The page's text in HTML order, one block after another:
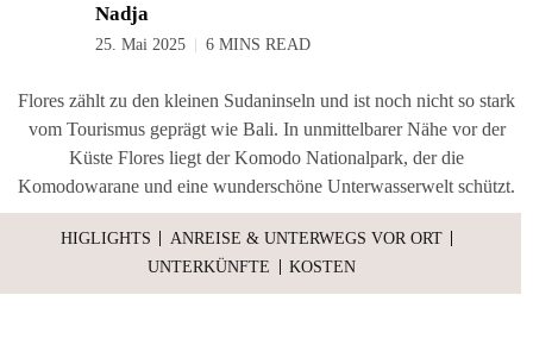
Nadja
25. Mai 2025 6 MINS READ
Flores zählt zu den kleinen Sudaninseln und ist noch nicht so stark
vom Tourismus geprägt wie Bali. In unmittelbarer Nähe vor der
Küste Flores liegt der Komodo Nationalpark, der die
Komodowarane und eine wunderschöne Unterwasserwelt schützt.
HIG­LIGHTS
ANREI­SE & UNTER­WEGS VOR ORT
UNTER­KÜNF­TE
KOS­TEN